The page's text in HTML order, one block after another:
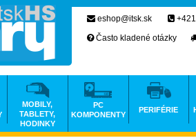
eshop@itsk.sk
Často kladené otázky
MOBILY,
TABLETY,
HODINKY
PC
KOMPONENTY
PERIFÉRIE